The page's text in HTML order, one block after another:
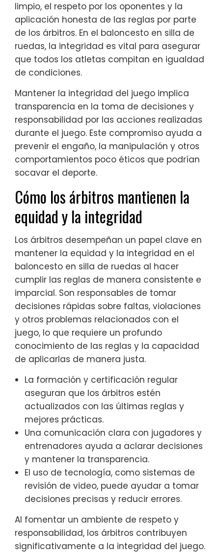
limpio, el respeto por los oponentes y la
aplicación honesta de las reglas por parte
de los árbitros. En el baloncesto en silla de
ruedas, la integridad es vital para asegurar
que todos los atletas compitan en igualdad
de condiciones.
Mantener la integridad del juego implica
transparencia en la toma de decisiones y
responsabilidad por las acciones realizadas
durante el juego. Este compromiso ayuda a
prevenir el engaño, la manipulación y otros
comportamientos poco éticos que podrían
socavar el deporte.
Cómo los árbitros mantienen la
equidad y la integridad
Los árbitros desempeñan un papel clave en
mantener la equidad y la integridad en el
baloncesto en silla de ruedas al hacer
cumplir las reglas de manera consistente e
imparcial. Son responsables de tomar
decisiones rápidas sobre faltas, violaciones
y otros problemas relacionados con el
juego, lo que requiere un profundo
conocimiento de las reglas y la capacidad
de aplicarlas de manera justa.
La formación y certificación regular
aseguran que los árbitros estén
actualizados con las últimas reglas y
mejores prácticas.
Una comunicación clara con jugadores y
entrenadores ayuda a aclarar decisiones
y mantener la transparencia.
El uso de tecnología, como sistemas de
revisión de video, puede ayudar a tomar
decisiones precisas y reducir errores.
Al fomentar un ambiente de respeto y
responsabilidad, los árbitros contribuyen
significativamente a la integridad del juego.